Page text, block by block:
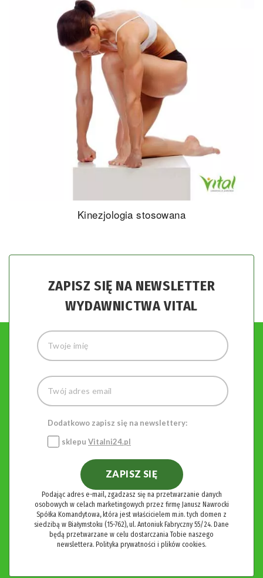
Kinezjologia stosowana
ZAPISZ SIĘ NA NEWSLETTER
WYDAWNICTWA VITAL
Dodatkowo zapisz się na newslettery:
sklepu Vitalni24.pl
ZAPISZ SIĘ
Podając adres e-mail, zgadzasz się na przetwarzanie danych
osobowych w celach marketingowych przez firmę Janusz Nawrocki
Spółka Komandytowa, która jest właścicielem m.in. tych domen z
siedzibą w Białymstoku (15-762), ul. Antoniuk Fabryczny 55/24. Dane
będą przetwarzane w celu dostarczania Tobie naszego
newslettera. Polityka prywatności i plików cookies.